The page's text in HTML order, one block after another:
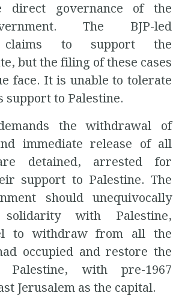
governance of the
The BJP-led
claims to support the
but the filing of these cases
face. It is unable to tolerate
support to Palestine.
the withdrawal of
immediate release of all
detained, arrested for
support to Palestine. The
should unequivocally
with Palestine,
to withdraw from all the
occupied and restore the
Palestine, with pre-1967
Jerusalem as the capital.